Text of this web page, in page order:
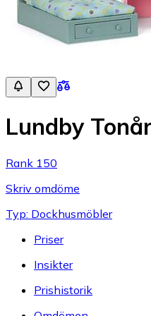
Lundby
Rank 150
Skriv omdöme
Typ: Dockhusmöbler
Priser
Insikter
Prishistorik